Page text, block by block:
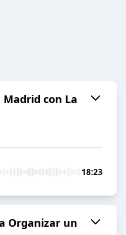
Madrid con La
18:23
Organizar un